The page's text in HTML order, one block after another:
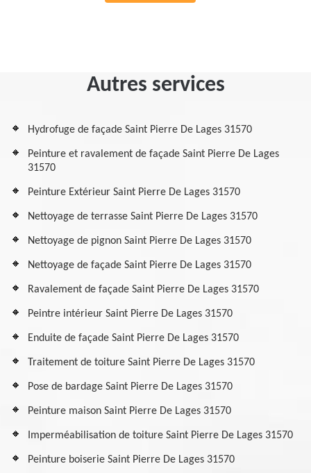
Autres services
Hydrofuge de façade Saint Pierre De Lages 31570
Peinture et ravalement de façade Saint Pierre De Lages
31570
Peinture Extérieur Saint Pierre De Lages 31570
Nettoyage de terrasse Saint Pierre De Lages 31570
Nettoyage de pignon Saint Pierre De Lages 31570
Nettoyage de façade Saint Pierre De Lages 31570
Ravalement de façade Saint Pierre De Lages 31570
Peintre intérieur Saint Pierre De Lages 31570
Enduite de façade Saint Pierre De Lages 31570
Traitement de toiture Saint Pierre De Lages 31570
Pose de bardage Saint Pierre De Lages 31570
Peinture maison Saint Pierre De Lages 31570
Imperméabilisation de toiture Saint Pierre De Lages 31570
Peinture boiserie Saint Pierre De Lages 31570